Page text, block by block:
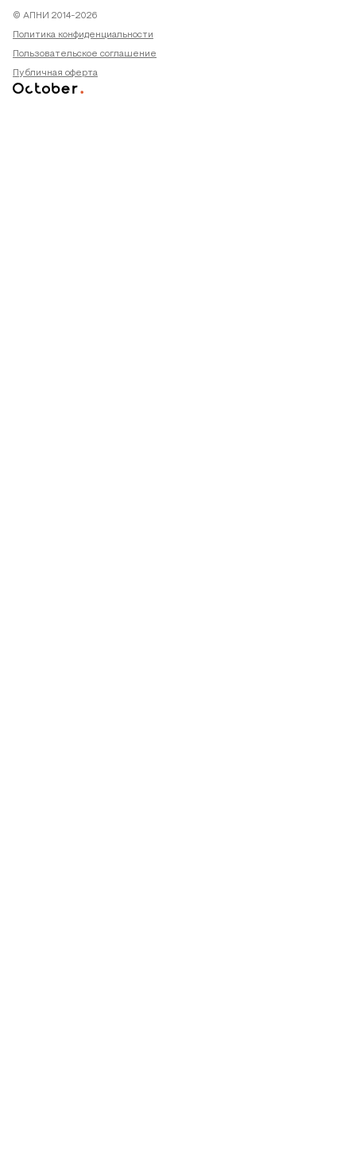
© АПНИ 2014-2026
Политика конфиденциальности
Пользовательское соглашение
Публичная оферта